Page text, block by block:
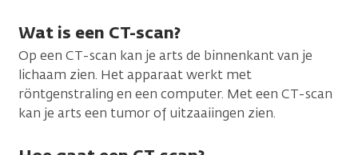
Wat is een CT-scan?
Op een CT-scan kan je arts de binnenkant van je
lichaam zien. Het apparaat werkt met
röntgenstraling en een computer. Met een CT-scan
kan je arts een tumor of uitzaaiingen zien.